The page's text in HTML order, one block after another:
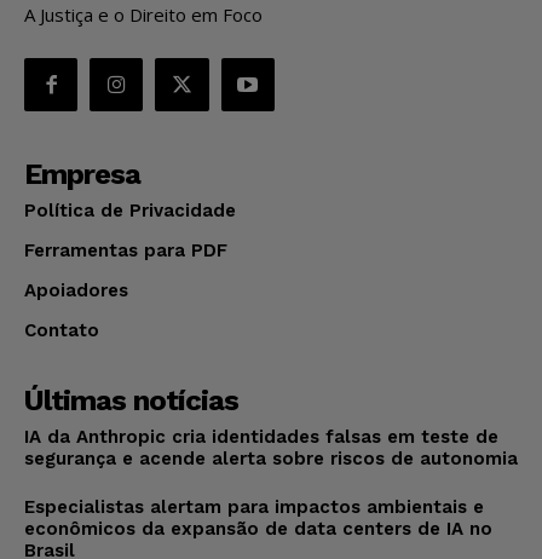
A Justiça e o Direito em Foco
Empresa
Política de Privacidade
Ferramentas para PDF
Apoiadores
Contato
Últimas notícias
IA da Anthropic cria identidades falsas em teste de
segurança e acende alerta sobre riscos de autonomia
Especialistas alertam para impactos ambientais e
econômicos da expansão de data centers de IA no
Brasil